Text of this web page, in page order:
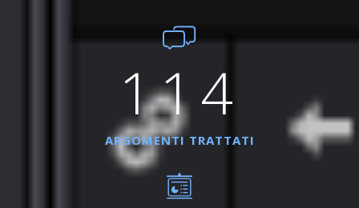
114
ARGOMENTI TRATTATI